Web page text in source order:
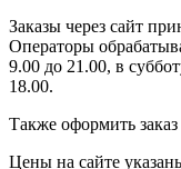
Заказы через сайт
Операторы
9.00 до 21.00, в
18.00.
Также оформить
Цены на сайте